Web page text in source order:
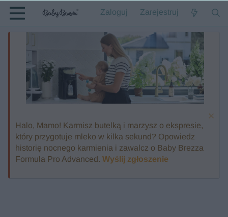
Zaloguj Zarejestruj
Halo, Mamo! Karmisz butelką i marzysz o ekspresie,
który przygotuje mleko w kilka sekund? Opowiedz
historię nocnego karmienia i zawalcz o Baby Brezza
Formula Pro Advanced. Wyślij zgłoszenie